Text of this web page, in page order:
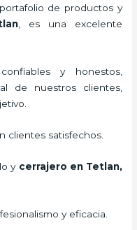
de productos y
, es una excelente
y honestos,
de nuestros clientes,
clientes satisfechos.
y cerrajero en Tetlan,
y eficacia.